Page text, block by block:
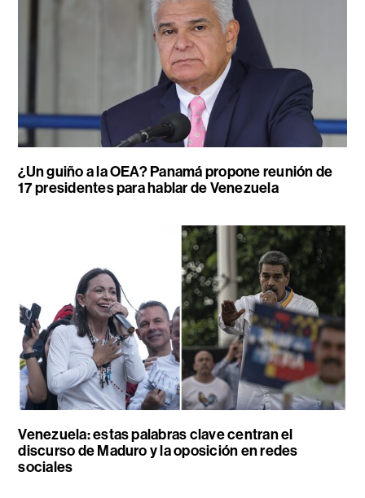
¿Un guiño a la OEA? Panamá propone reunión de
17 presidentes para hablar de Venezuela
Venezuela: estas palabras clave centran el
discurso de Maduro y la oposición en redes
sociales